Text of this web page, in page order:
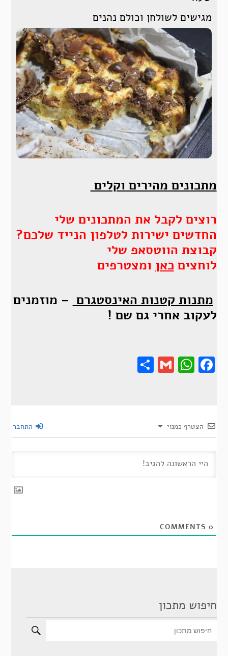
מגישים לשולחן וכולם נהנים
מתכונים מהירים וקלים
רוצים לקבל את המתכונים שלי
החדשים ישירות לטלפון הנייד שלכם?
קבוצת הווטסאפ שלי
לוחצים כאן ומצטרפים
מתנות קטנות האינסטגרם – מוזמנים
לעקוב אחרי גם שם !
Gmail
Share
הצטרף כמנוי התחבר
0
חיפוש מתכון